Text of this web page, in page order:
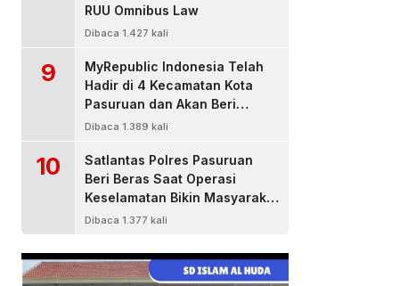
RUU Omnibus Law
Dibaca 1.427 kali
9
MyRepublic Indonesia Telah
Hadir di 4 Kecamatan Kota
Pasuruan dan Akan Beri
Pelayanan Terbaik Untuk
Dibaca 1.389 kali
10
Satlantas Polres Pasuruan
Beri Beras Saat Operasi
Keselamatan Bikin Masyarakat
Senang
Dibaca 1.377 kali